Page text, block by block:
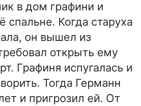
в дом графини и
спальне. Когда старуха
он вышел из
открыть ему
Графиня испугалась и
Тогда Германн
и пригрозил ей. От